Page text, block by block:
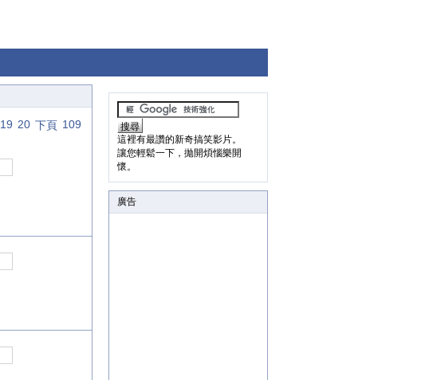
19 20 下頁 109
這裡有最讚的新奇搞笑影片。
讓您輕鬆一下，拋開煩惱樂開
懷。
廣告